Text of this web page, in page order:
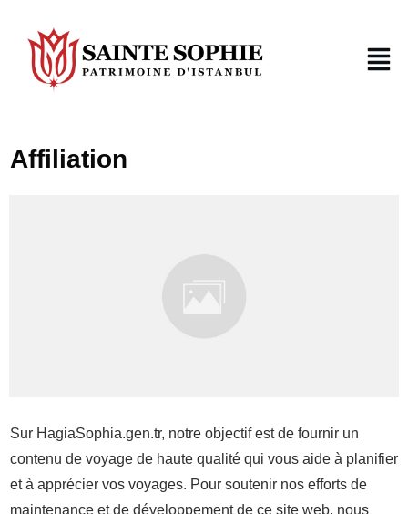
Affiliation
Sur HagiaSophia.gen.tr, notre objectif est de fournir un
contenu de voyage de haute qualité qui vous aide à planifier
et à apprécier vos voyages. Pour soutenir nos efforts de
maintenance et de développement de ce site web, nous